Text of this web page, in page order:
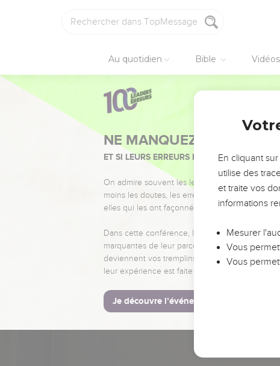
Au quotidien Bible Vidéos
NE MANQUEZ PAS
ET SI LEURS ERREURS POUVAIENT VOUS
On admire souvent les leaders pour leurs
moins les doutes, les erreurs et les saisons
elles qui les ont façonnés.
Dans cette conférence, leaders, entrepreneurs,
marquantes de leur parcours et les clés pour
deviennent vos tremplins. Que vous guidiez
leur expérience est faite pour vous.
Je découvre l’événement
En cliquant
utilise des
et traite vos
informations
Mesurer
Vous
Vous